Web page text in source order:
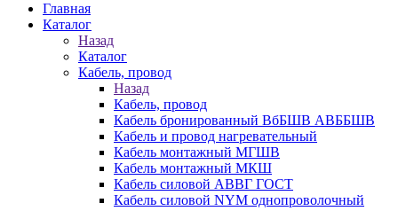
Главная
Каталог
Назад
Каталог
Кабель, провод
Назад
Кабель, провод
Кабель бронированный ВбБШВ АВББШВ
Кабель и провод нагревательный
Кабель монтажный МГШВ
Кабель монтажный МКШ
Кабель силовой АВВГ ГОСТ
Кабель силовой NYM однопроволочный